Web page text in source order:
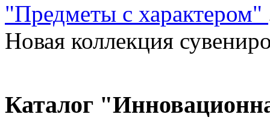
"Предметы с характером"
Новая коллекция
Каталог